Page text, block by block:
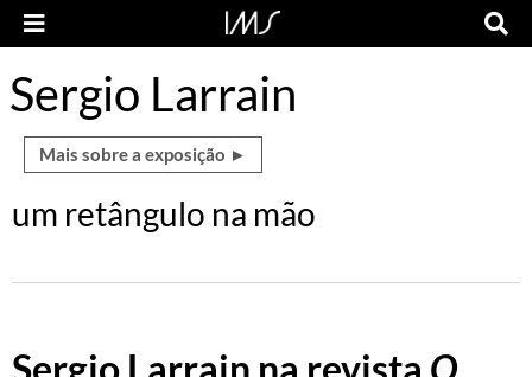
Sergio Larrain
Mais sobre a exposição ►
um retângulo na mão